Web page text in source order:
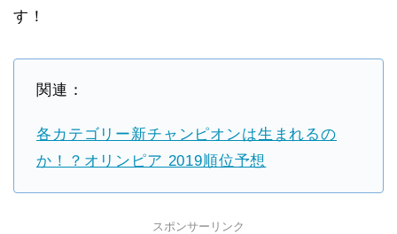
す！
関連：
各カテゴリー新チャンピオンは生まれるの
か！？オリンピア 2019順位予想
スポンサーリンク